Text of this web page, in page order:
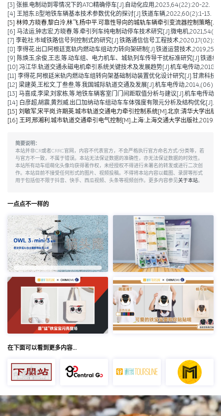
[3] 张振.电制动到零情况下的ATO精确停车[J].自动化应用,2023,64(22):20-22.
[4] 王旭东.B型地铁车辆基本技术参数优化的探讨[J].铁道车辆,2022,60(2):1-13.
[5] 林帅,方晓春,黎白泠,林飞,杨中平.可靠性导向的城轨车辆牵引变流器控制策略
[6] 马法运,钟志宏,方晓春,等.牵引列车纯电制动停车技术研究[J].微电机
[7] 李乾社.市域铁路信号列控制式的研究[J].铁路通信信号工程技术
[8] 李得花.出口阿根廷宽轨内燃动车组动力转向架研制[J].铁道运营技术
[9] 陈焕玉,余俊,王志,等.动车组、电力机车、城轨列车传导干扰标准研究[J].铁道
[10] 冯江华.轨道交通永磁电机牵引系统关键技术及发展趋势[J].机车电传动
[11] 李得花.阿根廷米轨内燃动车组转向架基础制动装置优化设计研究[J].甘肃科技
[12] 梁建英,王松文,丁叁叁,等.我国城际轨道交通及发展[J].机车电传动
[13] 马喜成,李梁,刘家栋,等.地铁车辆客室门门间距取值分析与建议[J].机车电传动
[14] 白彦超,胡震,黄烈威.出口加纳动车组动车车体强度有限元分析及结构优化[J].
[15] 刘敏军,宋平岗,许期英.城市轨道交通电力牵引控制系统[M].北京:清华大学出版
[16] 王珂,邢湘利.城市轨道交通牵引电气控制[M].上海:上海交通大学出版社,2019.
简要说明：
本站并非CR或者CRRC官网，内容不代表官方，不会严格执行官方命名方式/分类等，若
与官方不一致，不属于错误。本站无法保证数据的准确性，亦无法保证数据的时效性。
本站所有动车组萌化头像均获得著作权，未经授权不得进行未署名的转发或进行二次创
作。本站目前不接受任何形式的图片、视频投稿。不得将本站内容以截图、录屏等形式
用于包括但不限于抖音、快手、西瓜视频、头条等视频创作。更多内容参见关于本站。
一点点不一样的
在下面可以看到更多内容…